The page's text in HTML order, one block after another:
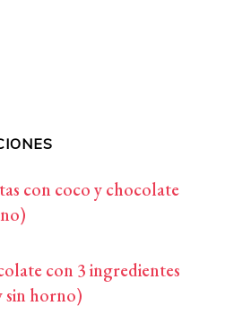
con coco y chocolate
con 3 ingredientes
sin horno)